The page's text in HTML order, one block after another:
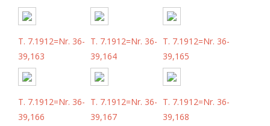
T. 7.1912=Nr. 36-
39,163
T. 7.1912=Nr. 36-
39,164
T. 7.1912=Nr. 36-
39,165
T. 7.1912=Nr. 36-
39,166
T. 7.1912=Nr. 36-
39,167
T. 7.1912=Nr. 36-
39,168